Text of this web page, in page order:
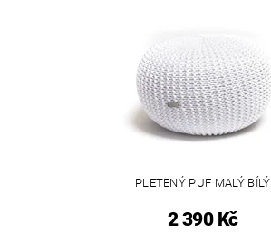
PLETENÝ PUF MALÝ BÍLÝ
2 390 Kč